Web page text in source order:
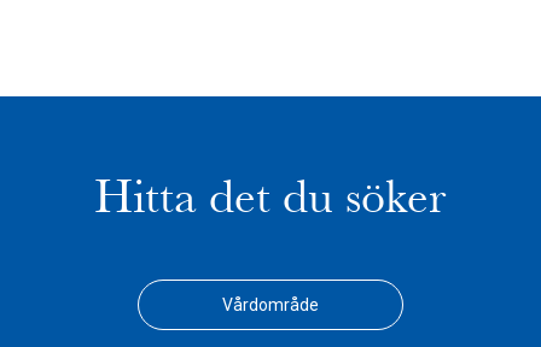
Hitta det du söker
Vårdområde